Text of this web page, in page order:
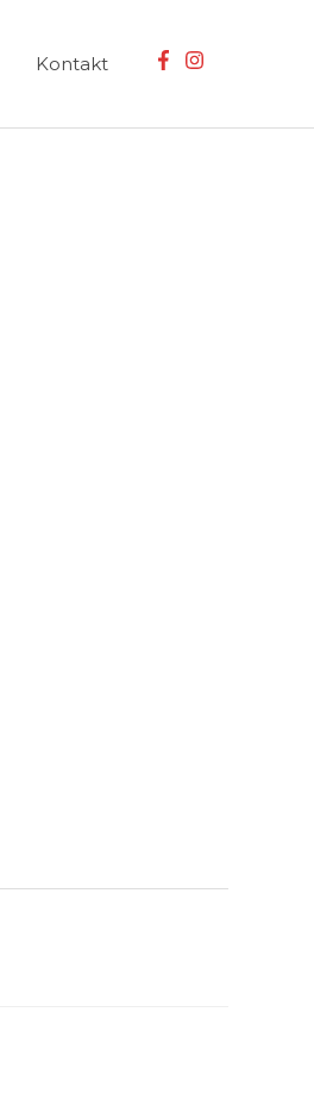
Kontakt